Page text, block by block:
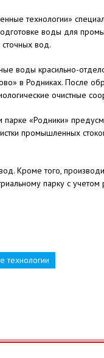
технологии»
воды для
сточных вод.
воды красильно-
в Родниках. После
очистные
парке «Родники»
промышленных
Кроме того,
парку с
технологии